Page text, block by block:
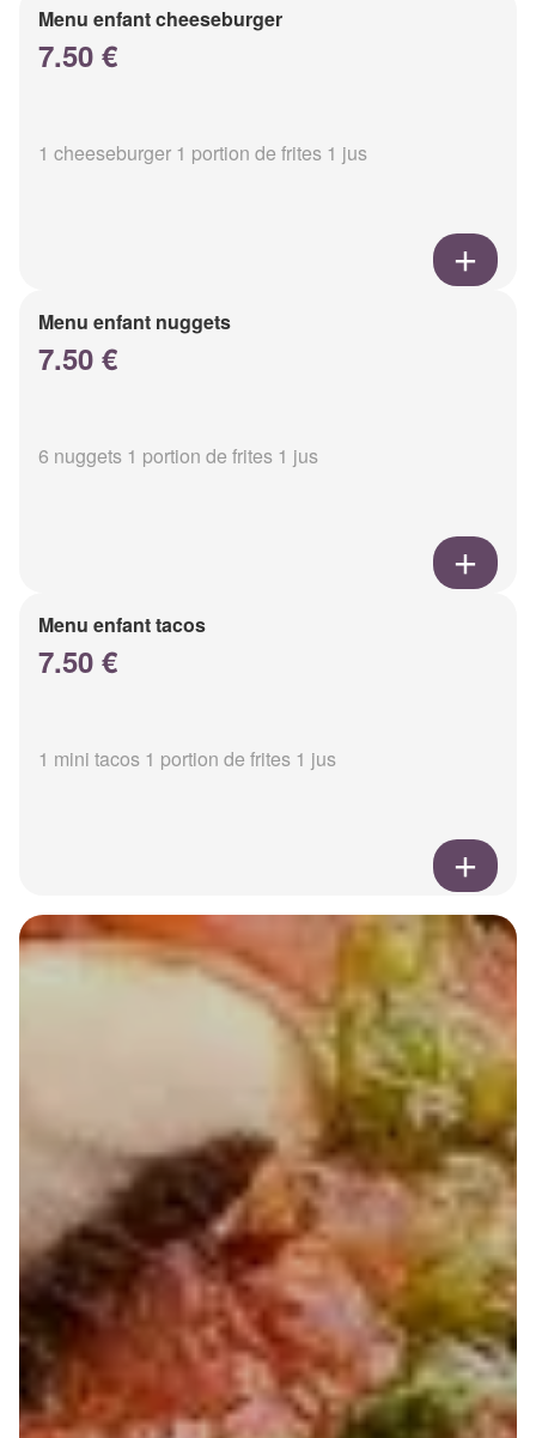
Menu enfant cheeseburger
7.50 €
1 cheeseburger 1 portion de frites 1 jus
Menu enfant nuggets
7.50 €
6 nuggets 1 portion de frites 1 jus
Menu enfant tacos
7.50 €
1 mini tacos 1 portion de frites 1 jus